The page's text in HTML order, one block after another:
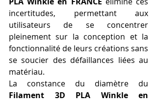
incertitudes, permettant aux
utilisateurs de se concentrer
pleinement sur la conception et la
fonctionnalité de leurs créations sans
se soucier des défaillances liées au
matériau.
Filament 3D PLA Winkle en